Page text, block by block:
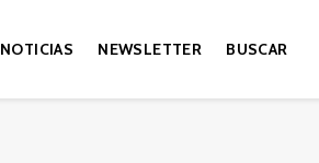
NOTICIAS NEWSLETTER BUSCAR